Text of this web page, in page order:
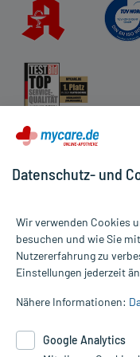
Alle Preise gelten inkl.
Informationen auf dieser
die Untersuchung und
Therapien eingeleitet
Datenschutz- und
Wir verwenden Cookies
besuchen und wie Sie
Nutzererfahrung zu
Einstellungen jederzeit
Nähere Informationen:
Google Analytics